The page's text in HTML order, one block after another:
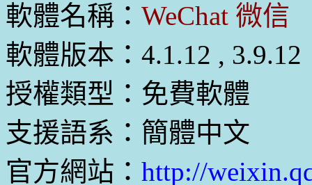
軟體名稱： WeChat 微信
軟體版本：4.1.12 , 3.9.12
授權類型：免費軟體
支援語系：簡體中文
官方網站： http://